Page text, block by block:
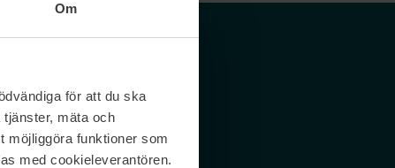
Om
för att du ska
mäta och
möjliggöra funktioner som
med cookieleverantören.
Nordicfeel SE
Nordicfeel FI
Nordicfeel NO